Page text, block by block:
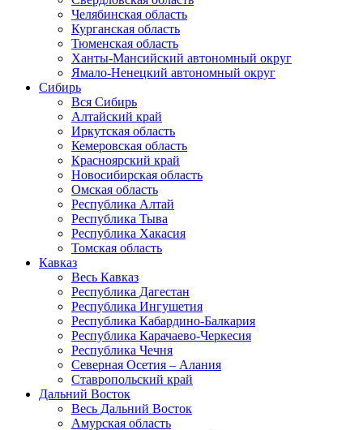
Челябинская область
Курганская область
Тюменская область
Ханты-Мансийский автономный округ
Ямало-Ненецкий автономный округ
Сибирь
Вся Сибирь
Алтайский край
Иркутская область
Кемеровская область
Красноярский край
Новосибирская область
Омская область
Республика Алтай
Республика Тыва
Республика Хакасия
Томская область
Кавказ
Весь Кавказ
Республика Дагестан
Республика Ингушетия
Республика Кабардино-Балкария
Республика Карачаево-Черкесия
Республика Чечня
Северная Осетия – Алания
Ставропольский край
Дальний Восток
Весь Дальний Восток
Амурская область